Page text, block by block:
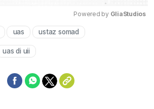
Powered by GliaStudios
uas ustaz somad
uas di uii